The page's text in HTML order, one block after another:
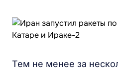
Тем не менее за